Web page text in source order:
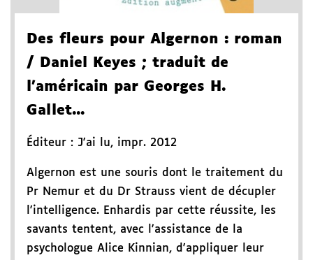
Des fleurs pour Algernon : roman
/ Daniel Keyes ; traduit de
l'américain par Georges H.
Gallet...
Éditeur : J'ai lu, impr. 2012
Algernon est une souris dont le traitement du
Pr Nemur et du Dr Strauss vient de décupler
l'intelligence. Enhardis par cette réussite, les
savants tentent, avec l'assistance de la
psychologue Alice Kinnian, d'appliquer leur